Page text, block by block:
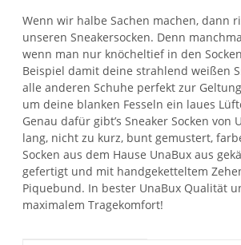
Wenn wir halbe Sachen machen, dann
unseren Sneakersocken. Denn
wenn man nur knöcheltief in den
Beispiel damit deine strahlend weißen
alle anderen Schuhe perfekt zur
um deine blanken Fesseln ein laues
Genau dafür gibt’s Sneaker Socken von
lang, nicht zu kurz, bunt gemustert,
Socken aus dem Hause UnaBux aus
gefertigt und mit handgeketteltem
Piquebund. In bester UnaBux Qualität
maximalem Tragekomfort!